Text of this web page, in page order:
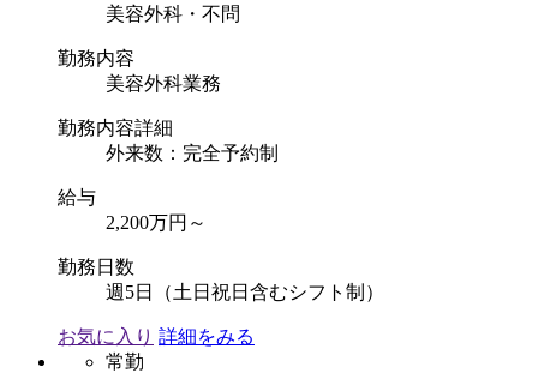
美容外科・不問
勤務内容
美容外科業務
勤務内容詳細
外来数：完全予約制
給与
2,200万円～
勤務日数
週5日（土日祝日含むシフト制）
お気に入り 詳細をみる
常勤